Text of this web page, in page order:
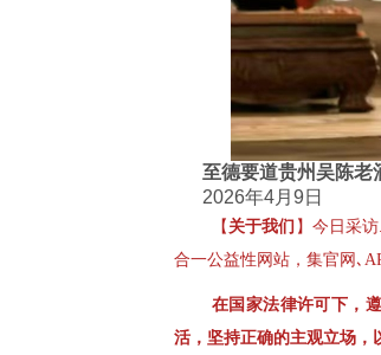
至德要道贵州吴陈老
2026年4月9日
【 关于我们 】今日采
合一公益性网站，集官网､
在国家法律许可下，
活，坚持正确的主观立场，